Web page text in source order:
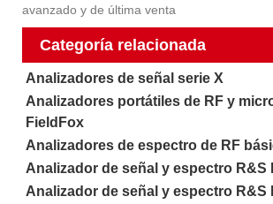
avanzado y de última venta
Categoría relacionada
Analizadores de señal serie X
Analizadores portátiles de RF y
FieldFox
Analizadores de espectro de RF
Analizador de señal y espectro R&S
Analizador de señal y espectro R&S